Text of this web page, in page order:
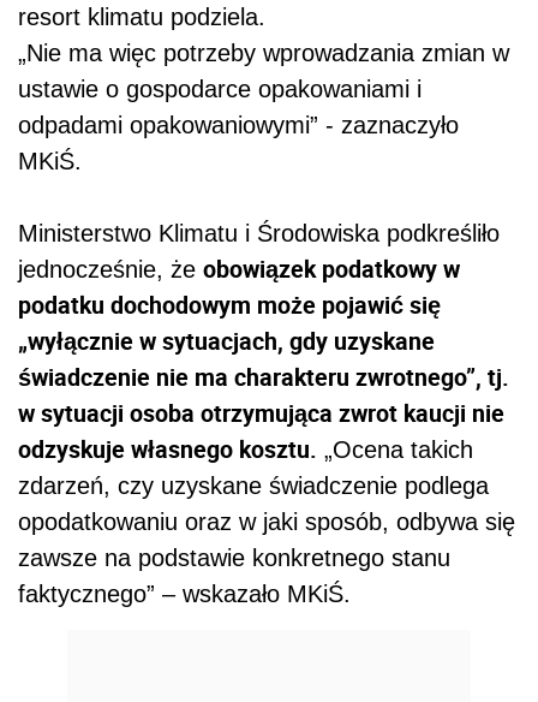
resort klimatu podziela.
„Nie ma więc potrzeby wprowadzania zmian w
ustawie o gospodarce opakowaniami i
odpadami opakowaniowymi” - zaznaczyło
MKiŚ.
Ministerstwo Klimatu i Środowiska podkreśliło
jednocześnie, że obowiązek podatkowy w
podatku dochodowym może pojawić się
„wyłącznie w sytuacjach, gdy uzyskane
świadczenie nie ma charakteru zwrotnego”, tj.
w sytuacji osoba otrzymująca zwrot kaucji nie
odzyskuje własnego kosztu. „Ocena takich
zdarzeń, czy uzyskane świadczenie podlega
opodatkowaniu oraz w jaki sposób, odbywa się
zawsze na podstawie konkretnego stanu
faktycznego” – wskazało MKiŚ.